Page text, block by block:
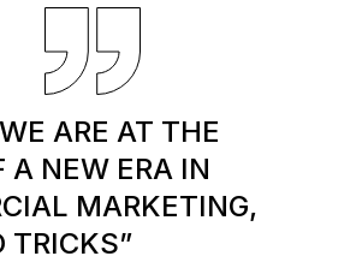
ARE AT THE
A NEW ERA IN
MARKETING,
TRICKS”